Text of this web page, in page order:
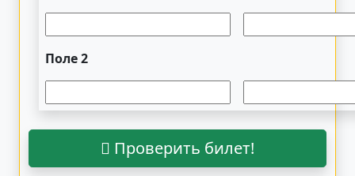
Поле 2
Проверить билет!